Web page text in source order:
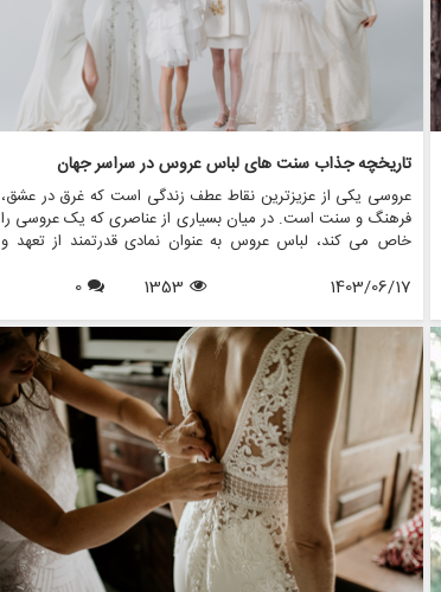
تاریخچه جذاب سنت های لباس عروس در سراسر جهان
عروسی یکی از عزیزترین نقاط عطف زندگی است که غرق در عشق،
فرهنگ و سنت است. در میان بسیاری از عناصری که یک عروسی را
خاص می کند، لباس عروس به عنوان نمادی قدرتمند از تعهد و
فرهنگ هایی که از آن سرچشمه می گیرند متنوع است و ارزش
منعکس می کند. در این مقاله، سیر تکاملی شگفت انگیز سنت
های لباس عروسی در سراسر جهان را بررسی می کنیم و نشان می
دهیم که چگونه این آداب و رسوم در طول زمان تغییر کرده اند و
معنای امروزی آنها چیست.
1403/06/17
1353
0